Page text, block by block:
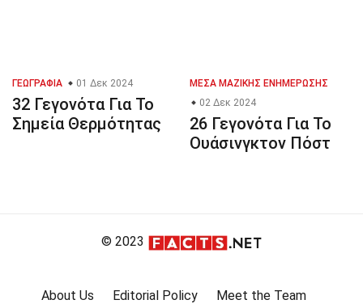
ΓΕΩΓΡΑΦΊΑ 01 Δεκ 2024
32 Γεγονότα Για Το
Σημεία Θερμότητας
ΜΈΣΑ ΜΑΖΙΚΉΣ ΕΝΗΜΈΡΩΣΗΣ
02 Δεκ 2024
26 Γεγονότα Για Το
Ουάσινγκτον Πόστ
© 2023
About Us Editorial Policy
Meet the Team